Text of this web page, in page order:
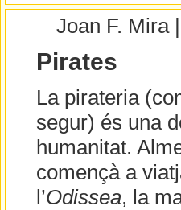
Joan F.
Pirates
La pirateria
segur) és una
humanitat.
començà a
l’Odissea, la